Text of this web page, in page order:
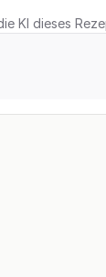
KI dieses